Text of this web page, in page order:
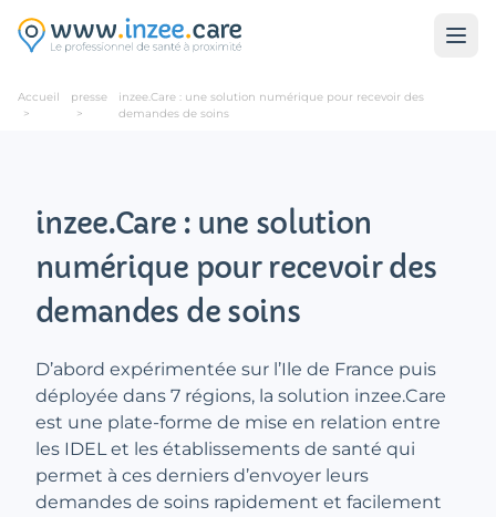
Accueil
>
presse
>
inzee.Care : une solution numérique pour recevoir des
demandes de soins
inzee.Care : une solution
numérique pour recevoir des
demandes de soins
D’abord expérimentée sur l’Ile de France puis
déployée dans 7 régions, la solution inzee.Care
est une plate-forme de mise en relation entre
les IDEL et les établissements de santé qui
permet à ces derniers d’envoyer leurs
demandes de soins rapidement et facilement